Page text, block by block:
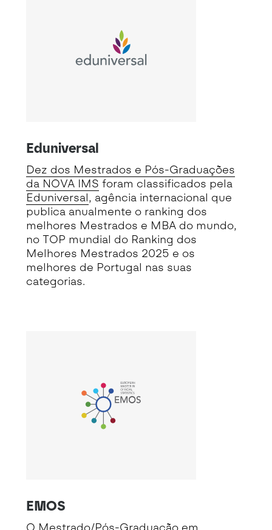
Eduniversal
Dez dos Mestrados e Pós-Graduações
da NOVA IMS foram classificados pela
Eduniversal, agência internacional que
publica anualmente o ranking dos
melhores Mestrados e MBA do mundo,
no TOP mundial do Ranking dos
Melhores Mestrados 2025 e os
melhores de Portugal nas suas
categorias.
EMOS